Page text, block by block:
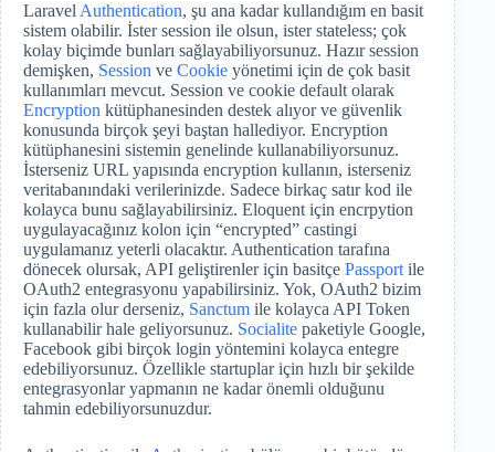
Laravel Authentication, şu ana kadar kullandığım en basit
sistem olabilir. İster session ile olsun, ister stateless; çok
kolay biçimde bunları sağlayabiliyorsunuz. Hazır session
demişken, Session ve Cookie yönetimi için de çok basit
kullanımları mevcut. Session ve cookie default olarak
Encryption kütüphanesinden destek alıyor ve güvenlik
konusunda birçok şeyi baştan hallediyor. Encryption
kütüphanesini sistemin genelinde kullanabiliyorsunuz.
İsterseniz URL yapısında encryption kullanın, isterseniz
veritabanındaki verilerinizde. Sadece birkaç satır kod ile
kolayca bunu sağlayabilirsiniz. Eloquent için encrpytion
uygulayacağınız kolon için “encrypted” castingi
uygulamanız yeterli olacaktır. Authentication tarafına
dönecek olursak, API geliştirenler için basitçe Passport ile
OAuth2 entegrasyonu yapabilirsiniz. Yok, OAuth2 bizim
için fazla olur derseniz, Sanctum ile kolayca API Token
kullanabilir hale geliyorsunuz. Socialite paketiyle Google,
Facebook gibi birçok login yöntemini kolayca entegre
edebiliyorsunuz. Özellikle startuplar için hızlı bir şekilde
entegrasyonlar yapmanın ne kadar önemli olduğunu
tahmin edebiliyorsunuzdur.